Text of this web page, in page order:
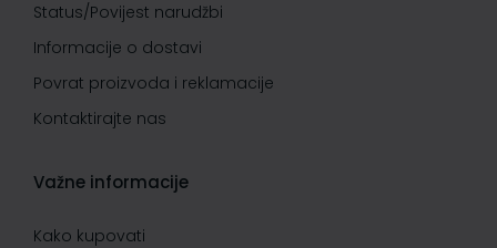
Status/Povijest narudžbi
Informacije o dostavi
Povrat proizvoda i reklamacije
Kontaktirajte nas
Važne informacije
Kako kupovati